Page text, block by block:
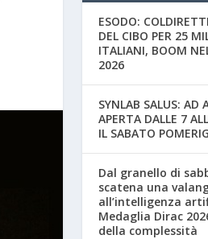
ESODO:
DEL CIBO PER 25
ITALIANI, BOOM
2026
SYNLAB SALUS: AD
APERTA DALLE 7
IL SABATO
Dal granello di
scatena una
all’intelligenza
Medaglia Dirac
della complessità